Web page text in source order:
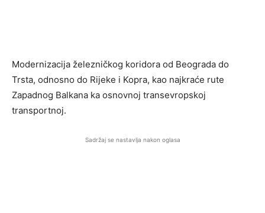
Modernizacija železničkog koridora od Beograda do
Trsta, odnosno do Rijeke i Kopra, kao najkraće rute
Zapadnog Balkana ka osnovnoj transevropskoj
transportnoj.
Sadržaj se nastavlja nakon oglasa